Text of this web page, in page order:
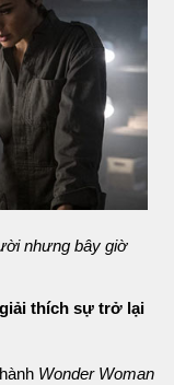
nhưng bây giờ
giải thích sự trở lại
Wonder Woman